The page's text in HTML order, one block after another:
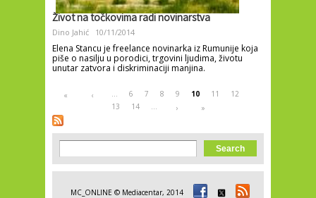
Život na točkovima radi novinarstva
Dino Jahić 10/11/2014
Elena Stancu je freelance novinarka iz Rumunije koja
piše o nasilju u porodici, trgovini ljudima, životu
unutar zatvora i diskriminaciji manjina.
Pages
« ‹ … 6 7 8 9 10 11
12
13
14 … › »
Search form
Search
MC_ONLINE © Mediacentar, 2014